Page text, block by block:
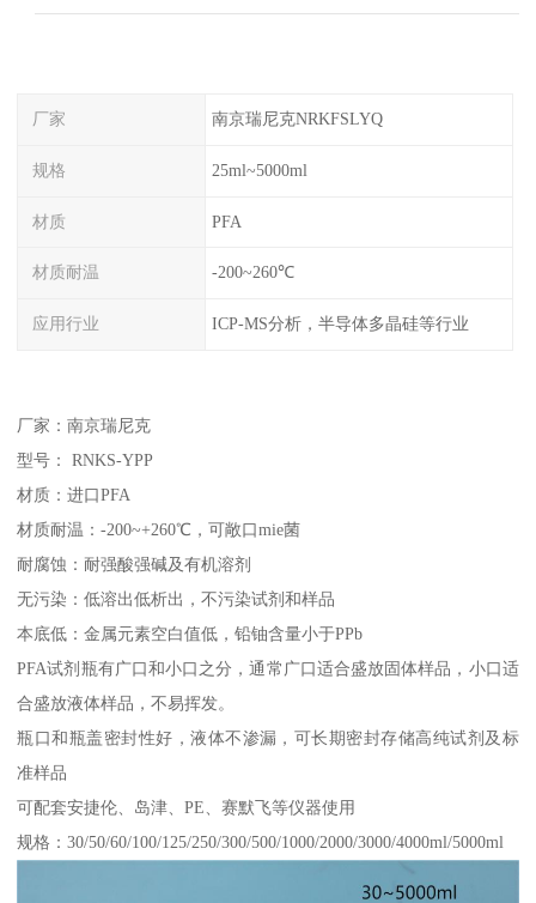
厂家 南京瑞尼克NRKFSLYQ
规格 25ml~5000ml
材质 PFA
材质耐温 -200~260℃
应用行业 ICP-MS分析，半导体多晶硅等行业
厂家：南京瑞尼克
型号： RNKS-YPP
材质：进口PFA
材质耐温：-200~+260℃，可敞口mie菌
耐腐蚀：耐强酸强碱及有机溶剂
无污染：低溶出低析出，不污染试剂和样品
本底低：金属元素空白值低，铅铀含量小于PPb
PFA试剂瓶有广口和小口之分，通常广口适合盛放固体样品，小口适
合盛放液体样品，不易挥发。
瓶口和瓶盖密封性好，液体不渗漏，可长期密封存储高纯试剂及标
准样品
可配套安捷伦、岛津、PE、赛默飞等仪器使用
规格：30/50/60/100/125/250/300/500/1000/2000/3000/4000ml/5000ml